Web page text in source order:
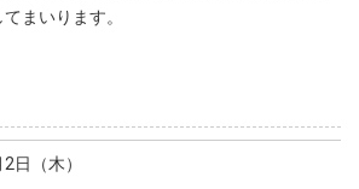
まいります。
日（木）